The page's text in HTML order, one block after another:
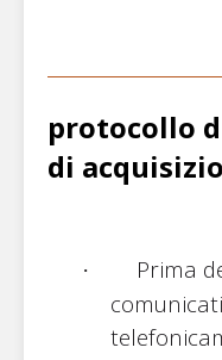
protocollo
di
·
Prima